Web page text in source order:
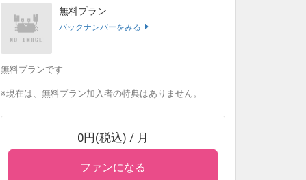
無料プラン
バックナンバーをみる
無料プランです
※現在は、無料プラン加入者の特典はありません。
0円(税込) / 月
ファンになる